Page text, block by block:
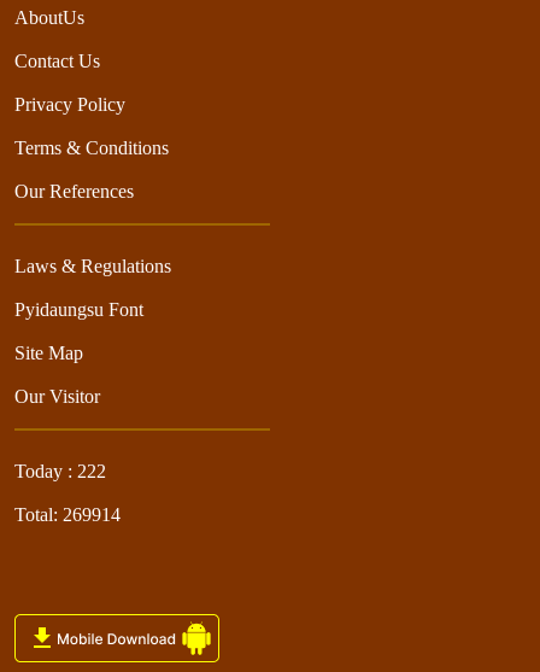
AboutUs
Contact Us
Privacy Policy
Terms & Conditions
Our References
Laws & Regulations
Pyidaungsu Font
Site Map
Our Visitor
Today : 222
Total: 269914